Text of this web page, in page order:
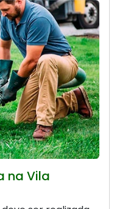
na Vila